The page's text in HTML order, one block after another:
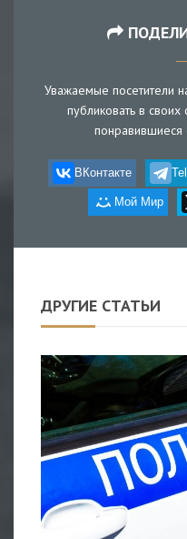
Уважаемые посетители
публиковать в своих
понравившиеся
ВКонтакте
Мой Мир
ДРУГИЕ СТАТЬИ